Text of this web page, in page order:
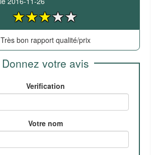
Très bon rapport qualité/prix
Donnez votre avis
Verification
Votre nom